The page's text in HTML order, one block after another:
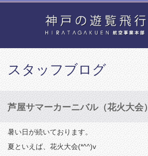
スタッフブログ
芦屋サマーカーニバル（花火大会）
暑い日が続いております。
夏といえば、花火大会(*^^)v